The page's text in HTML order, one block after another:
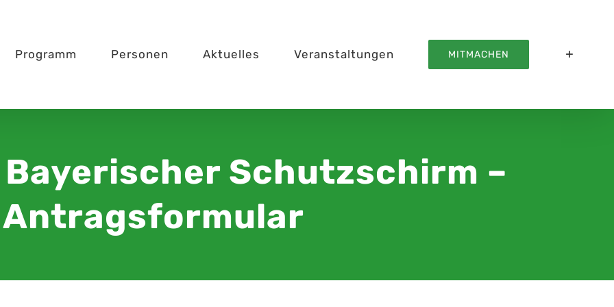
Programm Personen Aktuelles Veranstaltungen MITMACHEN
Schutzschirm –
Antragsformular